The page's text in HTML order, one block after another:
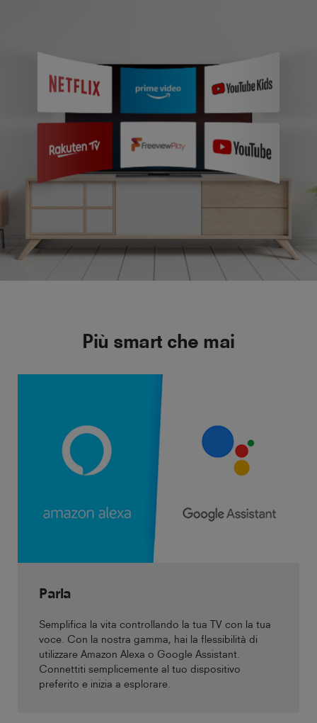
Più smart che mai
Parla
Semplifica la vita controllando la tua TV con la tua
voce. Con la nostra gamma, hai la flessibilità di
utilizzare Amazon Alexa o Google Assistant.
Connettiti semplicemente al tuo dispositivo
preferito e inizia a esplorare.